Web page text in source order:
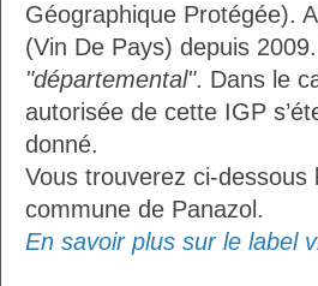
Géographique Protégée).
(Vin De Pays) depuis
"départemental". Dans le
autorisée de cette IGP
donné.
Vous trouverez ci-
commune de Panazol.
En savoir plus sur le label